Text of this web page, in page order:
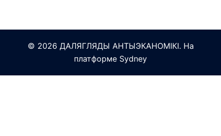
© 2026 ДАЛЯГЛЯДЫ АНТЫЭКАНОМІКІ. На
платформе Sydney